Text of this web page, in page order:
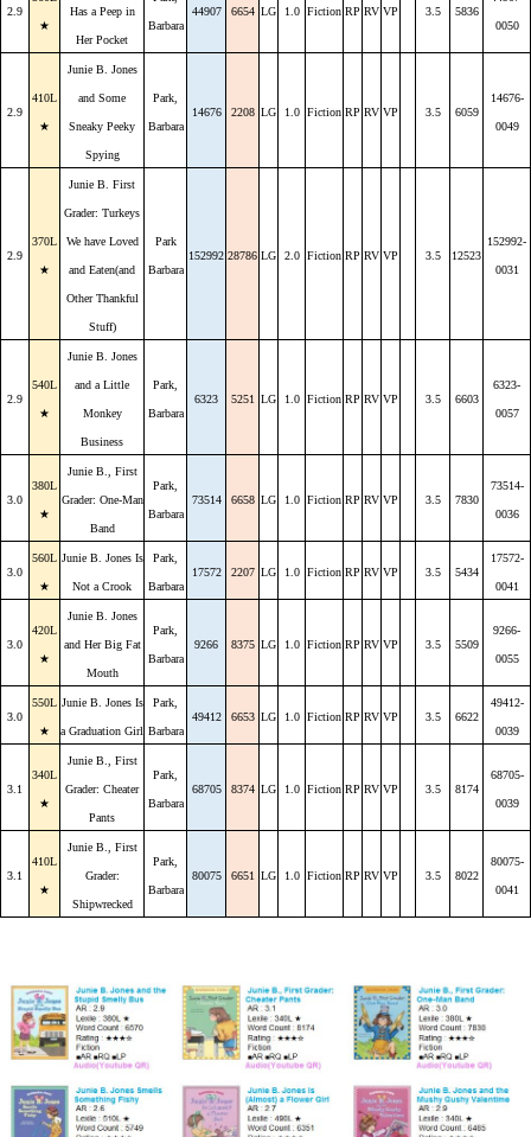
2.9
★
Has a Peep in
Her Pocket
Barbara
44907 6654 LG 1.0 Fiction RP RV VP 3.5 5836
0050
2.9
410L
★
Junie B. Jones
and Some
Sneaky Peeky
Spying
Park,
Barbara
14676 2208 LG 1.0 Fiction RP RV VP 3.5 6059
14676-
0049
2.9
370L
★
Junie B. First
Grader: Turkeys
We have Loved
and Eaten(and
Other Thankful
Stuff)
Park
Barbara
152992 28786 LG 2.0 Fiction RP RV VP 3.5 12523
152992-
0031
2.9
540L
★
Junie B. Jones
and a Little
Monkey
Business
Park,
Barbara
6323 5251 LG 1.0 Fiction RP RV VP 3.5 6603
6323-
0057
3.0
380L
★
Junie B., First
Grader: One-Man
Band
Park,
Barbara
73514 6658 LG 1.0 Fiction RP RV VP 3.5 7830
73514-
0036
3.0
560L
★
Junie B. Jones Is
Not a Crook
Park,
Barbara
17572 2207 LG 1.0 Fiction RP RV VP 3.5 5434
17572-
0041
3.0
420L
★
Junie B. Jones
and Her Big Fat
Mouth
Park,
Barbara
9266 8375 LG 1.0 Fiction RP RV VP 3.5 5509
9266-
0055
3.0
550L
★
Junie B. Jones Is
a Graduation Girl
Park,
Barbara
49412 6653 LG 1.0 Fiction RP RV VP 3.5 6622
49412-
0039
3.1
340L
★
Junie B., First
Grader: Cheater
Pants
Park,
Barbara
68705 8374 LG 1.0 Fiction RP RV VP 3.5 8174
68705-
0039
3.1
410L
★
Junie B., First
Grader:
Shipwrecked
Park,
Barbara
80075 6651 LG 1.0 Fiction RP RV VP 3.5 8022
80075-
0041